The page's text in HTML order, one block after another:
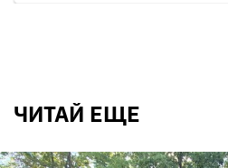
ЧИТАЙ ЕЩЕ